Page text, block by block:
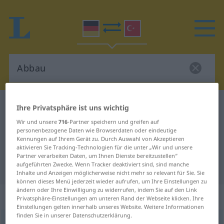
Deutsch-Türkisch Wörterbuch
Deutsch-Türkisch Übersetzung für
"Abbau"
"Abbau" Türkisch Übersetzung
„Abbau“: männlich
Ihre Privatsphäre ist uns wichtig
Wir und unsere716-Partner speichern und greifen auf
personenbezogene Daten wie Browserdaten oder eindeutige
Kennungen auf Ihrem Gerät zu. Durch Auswahl von Akzeptieren
aktivieren Sie Tracking-Technologien für die unter „Wir und unsere
Partner verarbeiten Daten, um Ihnen Dienste bereitzustellen“
aufgeführten Zwecke. Wenn Tracker deaktiviert sind, sind manche
Inhalte und Anzeigen möglicherweise nicht mehr so relevant für Sie. Sie
können dieses Menü jederzeit wieder aufrufen, um Ihre Einstellungen zu
ändern oder Ihre Einwilligung zu widerrufen, indem Sie auf den Link
Privatsphäre-Einstellungen am unteren Rand der Webseite klicken. Ihre
Einstellungen gelten innerhalb unseres Website. Weitere Informationen
finden Sie in unserer Datenschutzerklärung.